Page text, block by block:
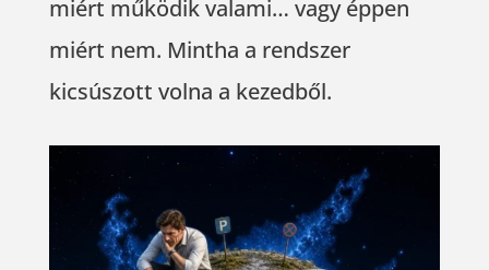
miért működik valami… vagy éppen
miért nem. Mintha a rendszer
kicsúszott volna a kezedből.